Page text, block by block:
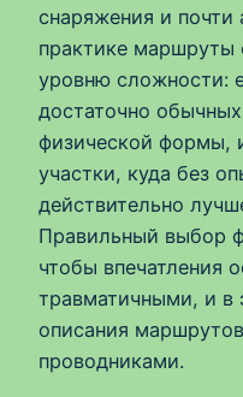
снаряжения и
практике маршруты
уровню сложности:
достаточно
физической формы,
участки, куда без
действительно
Правильный выбор
чтобы впечатления
травматичными, и в
описания
проводниками.